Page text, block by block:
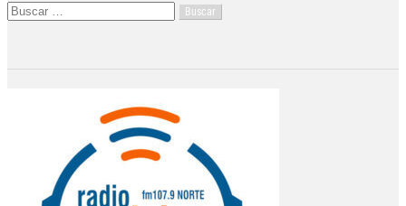
Buscar: